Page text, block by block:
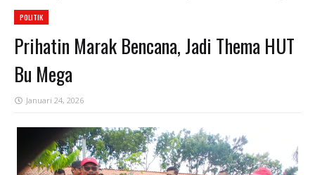
POLITIK
Prihatin Marak Bencana, Jadi Thema HUT
Bu Mega
Januari 24, 2026